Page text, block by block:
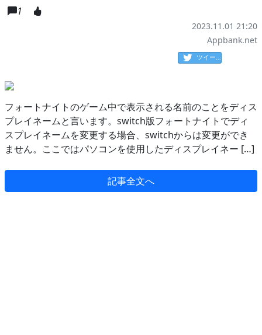
1
2023.11.01 21:20
Appbank.net
ツイート
フォートナイトのゲーム中で表示される名前のことをディス
プレイネームと言います。switch版フォートナイトでディ
スプレイネームを変更する場合、switchからは変更ができ
ません。ここではパソコンを使用したディスプレイネー […]
記事全文へ